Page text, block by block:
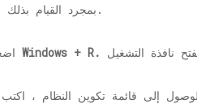
بمجرد القيام بذلك ، أغلق مستكشف الملفات.
مفتاح Windows + R.